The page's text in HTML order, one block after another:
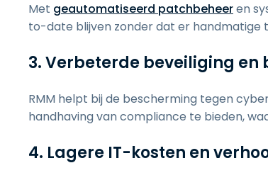
Met geautomatiseerd patchbeheeren
to-date blijven zonder dat er handmatige
3. Verbeterde beveiliging
RMM helpt bij de bescherming tegen
handhaving van compliance te bieden,
4. Lagere IT-kosten en